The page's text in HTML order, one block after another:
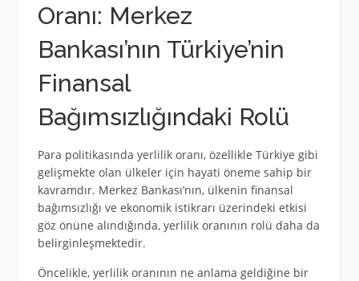
Oranı: Merkez
Bankası’nın Türkiye’nin
Finansal
Bağımsızlığındaki Rolü
Para politikasında yerlilik oranı, özellikle Türkiye gibi
gelişmekte olan ülkeler için hayati öneme sahip bir
kavramdır. Merkez Bankası’nın, ülkenin finansal
bağımsızlığı ve ekonomik istikrarı üzerindeki etkisi
göz önüne alındığında, yerlilik oranının rolü daha da
belirginleşmektedir.
Öncelikle, yerlilik oranının ne anlama geldiğine bir